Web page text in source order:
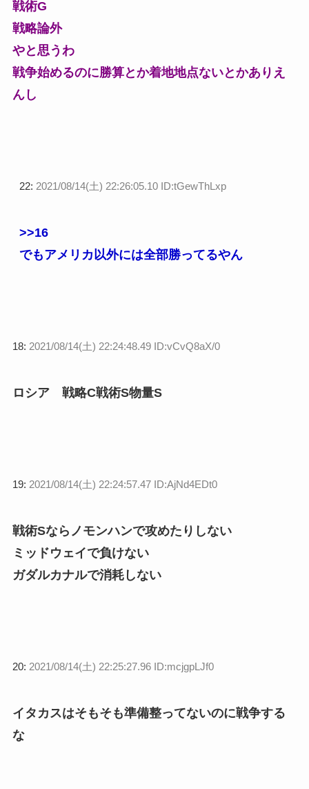
戦術G
戦略論外
やと思うわ
戦争始めるのに勝算とか着地地点ないとかありえ
んし
22: 2021/08/14(土) 22:26:05.10 ID:tGewThLxp
>>16
でもアメリカ以外には全部勝ってるやん
18: 2021/08/14(土) 22:24:48.49 ID:vCvQ8aX/0
ロシア 戦略C戦術S物量S
19: 2021/08/14(土) 22:24:57.47 ID:AjNd4EDt0
戦術Sならノモンハンで攻めたりしない
ミッドウェイで負けない
ガダルカナルで消耗しない
20: 2021/08/14(土) 22:25:27.96 ID:mcjgpLJf0
イタカスはそもそも準備整ってないのに戦争する
な